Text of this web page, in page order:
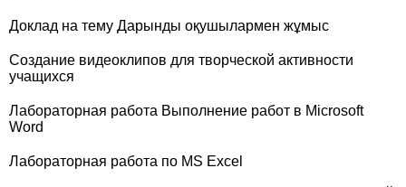
Доклад на тему Дарынды оқушылармен жұмыс
Создание видеоклипов для творческой активности
учащихся
Лабораторная работа Выполнение работ в Microsoft
Word
Лабораторная работа по MS Excel